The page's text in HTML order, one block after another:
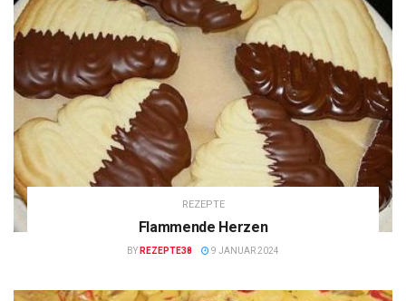
REZEPTE
Flammende Herzen
BY REZEPTE38 9 JANUAR 2024